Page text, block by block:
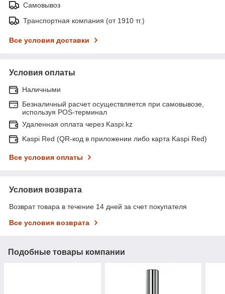
Самовывоз
Транспортная компания (от 1910 тг.)
Все условия доставки
Условия оплаты
Наличными
Безналичный расчет осуществляется при самовывозе,
используя POS-терминал
Удаленная оплата через Kaspi.kz
Kaspi Red (QR-код в приложении либо карта Kaspi Red)
Все условия оплаты
Условия возврата
Возврат товара в течение 14 дней за счет покупателя
Все условия возврата
Подобные товары компании